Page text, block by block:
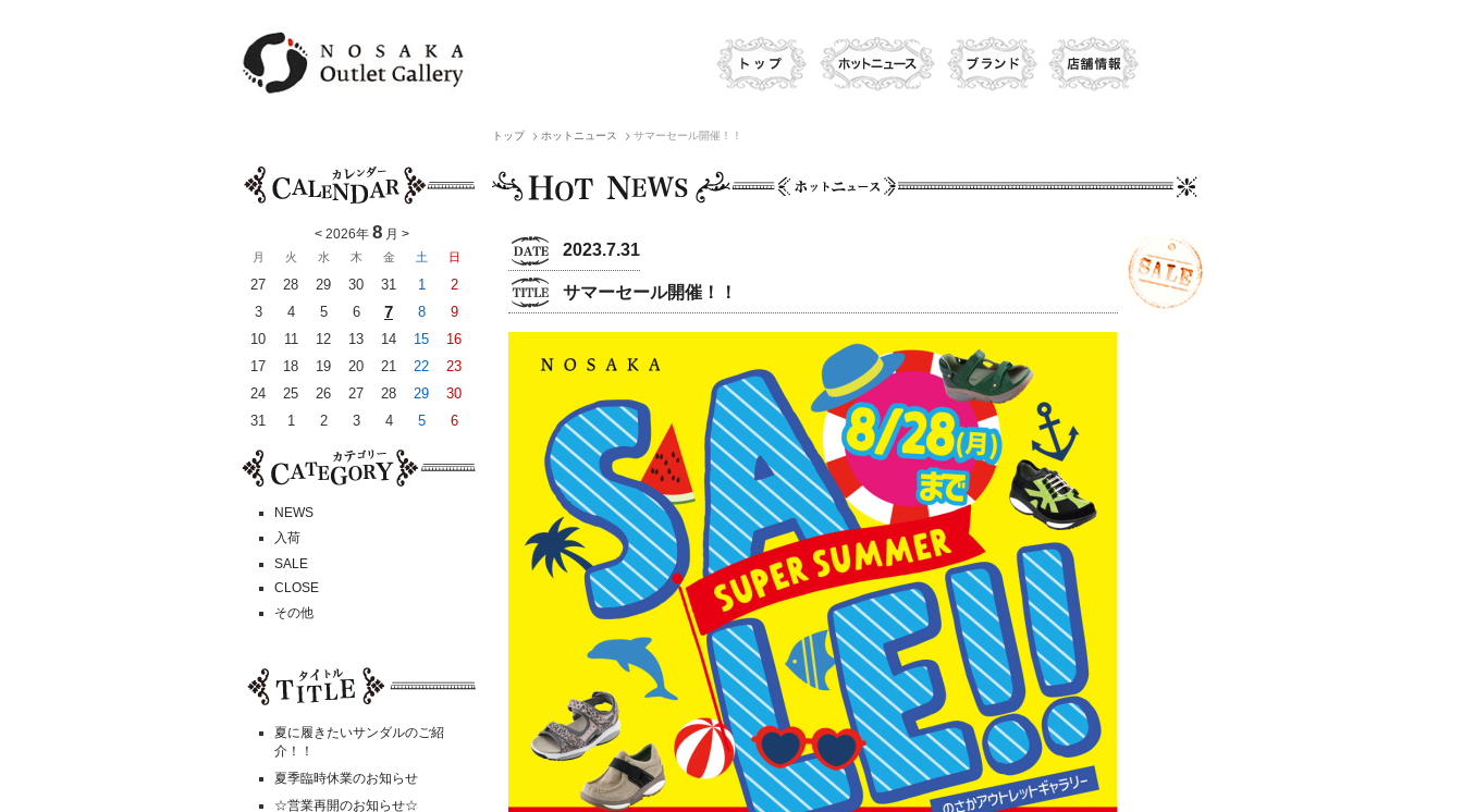
トップ ホットニュース サマーセール開催！！
2023.7.31
サマーセール開催！！
<2026年 8月 >
月 火 水 木 金 土 日
27 28 29 30 31 1
2
3
4 5 6 7 8
9
10
11 12 13 14 15
16
17
18 19 20 21 22
23
24
25 26 27 28 29
30
31
1 2 3 4 5 6
NEWS
入荷
SALE
CLOSE
その他
夏に履きたいサンダルのご紹
介！！
夏季臨時休業のお知らせ
☆営業再開のお知らせ☆